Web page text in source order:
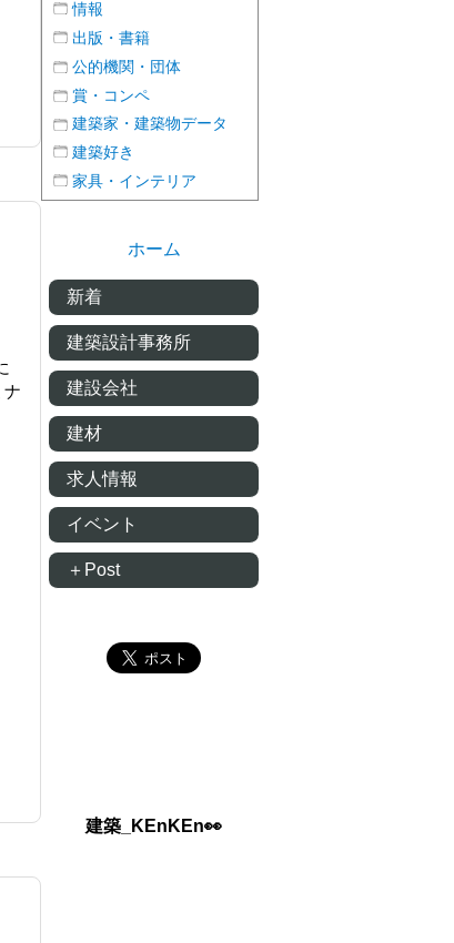
ナ
情報
出版・書籍
公的機関・団体
賞・コンペ
建築家・建築物データ
建築好き
家具・インテリア
ホーム
新着
建築設計事務所
建設会社
建材
求人情報
イベント
＋Post
建築_KEnKEn👀